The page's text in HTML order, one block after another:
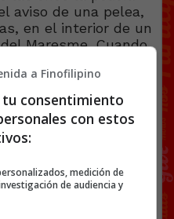
aviso de una pelea,
en el interior de un
Maresme. Cuando
pelea. Por suerte, a
del
terminó herido. A
han explicado
catalana, nadie ha
a Finofilipino
consentimiento
con estos
medición de
de audiencia y